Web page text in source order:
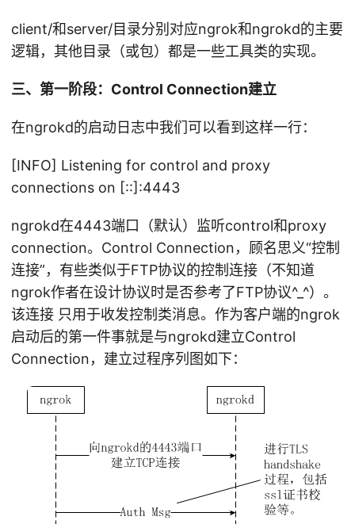
client/和server/目录分别对应ngrok和ngrokd的主要
逻辑，其他目录（或包）都是一些工具类的实现。
三、第一阶段：Control Connection建立
在ngrokd的启动日志中我们可以看到这样一行：
[INFO] Listening for control and proxy
connections on [::]:4443
ngrokd在4443端口（默认）监听control和proxy
connection。Control Connection，顾名思义“控制
连接”，有些类似于FTP协议的控制连接（不知道
ngrok作者在设计协议时是否参考了FTP协议^_^）。
该连接 只用于收发控制类消息。作为客户端的ngrok
启动后的第一件事就是与ngrokd建立Control
Connection，建立过程序列图如下：